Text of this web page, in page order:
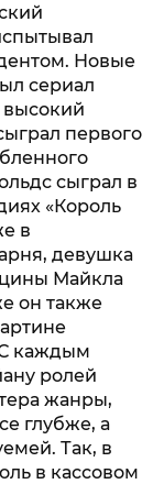
Новые
сериал
высокий
первого
сыграл в
«Король
в
девушка
Майкла
он также
С каждым
ролей
жанры,
глубже, а
Так, в
в кассовом